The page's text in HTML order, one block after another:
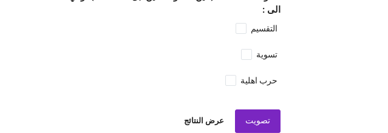
الى :
التقسيم
تسوية
حرب اهلية
تصويت عرض النتائج